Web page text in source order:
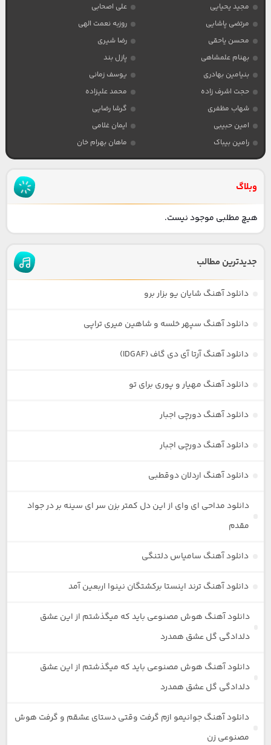
مجید یحیایی
علی اصحابی
مرتضی پاشایی
روزبه نعمت الهی
محسن یاحقی
رضا شیری
بهنام علمشاهی
پازل بند
بنیامین بهادری
یوسف زمانی
حجت اشرف زاده
محمد علیزاده
شهاب مظفری
گرشا رضایی
امین حبیبی
ایمان غلامی
رامین بیباک
ماهان بهرام خان
وبلاگ
هیچ مطلبی موجود نیست.
جدیدترین مطالب
دانلود آهنگ شایان یو بزار برو
دانلود آهنگ سپهر خلسه و شاهین میری تراپی
دانلود آهنگ آرتا آی دی گاف (IDGAF)
دانلود آهنگ مهیار و پوری برای تو
دانلود آهنگ دورچی اجبار
دانلود آهنگ دورچی اجبار
دانلود آهنگ اردلان دوقطبی
دانلود مداحی ای وای از این دل کمتر بزن سر ای سینه بر در جواد
مقدم
دانلود آهنگ سامیاس دلتنگی
دانلود آهنگ ترند اینستا برکشتگان نینوا اربعین آمد
دانلود آهنگ هوش مصنوعی باید که میگذشتم از این عشق
دلدادگی گل عشق همدرد
دانلود آهنگ هوش مصنوعی باید که میگذشتم از این عشق
دلدادگی گل عشق همدرد
دانلود آهنگ جوانیمو ازم گرفت وقتی دستای عشقم و گرفت هوش
مصنوعی زن